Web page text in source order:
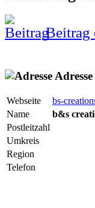
Beitrag
Adresse
Webseite
bs-
Name
b&s
Postleitzahl
Umkreis
Region
Telefon